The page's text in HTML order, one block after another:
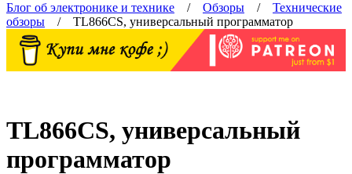
Блог об электронике и технике / Обзоры / Технические
обзоры / TL866CS, универсальный программатор
TL866CS, универсальный
программатор